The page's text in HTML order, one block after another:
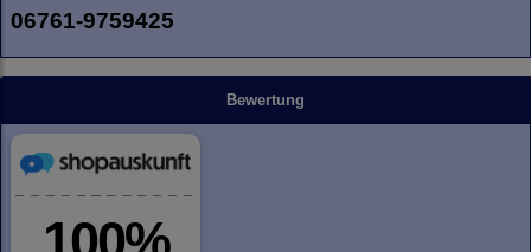
06761-9759425
Bewertung